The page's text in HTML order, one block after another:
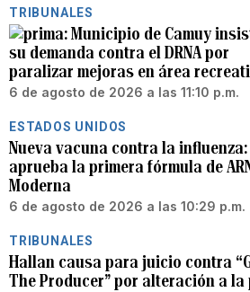
TRIBUNALES
Municipio de Camuy
su demanda contra el DRNA por
paralizar mejoras en área
6 de agosto de 2026 a las 11:10 p.m.
ESTADOS UNIDOS
Nueva vacuna contra la influenza:
aprueba la primera fórmula de
Moderna
6 de agosto de 2026 a las 10:29 p.m.
TRIBUNALES
Hallan causa para juicio contra
The Producer” por alteración a la